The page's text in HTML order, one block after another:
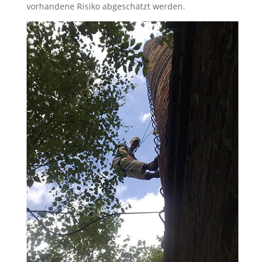
vorhandene Risiko abgeschätzt werden.